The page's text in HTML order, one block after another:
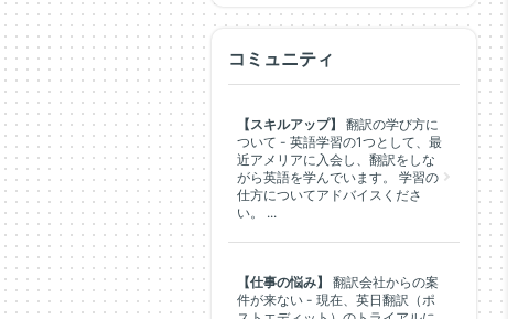
コミュニティ
【スキルアップ】
翻訳の学び方に
ついて - 英語学習の1つとして、最
近アメリアに入会し、翻訳をしな
がら英語を学んでいます。 学習の
仕方についてアドバイスくださ
い。 ...
【仕事の悩み】
翻訳会社からの案
件が来ない - 現在、英日翻訳（ポ